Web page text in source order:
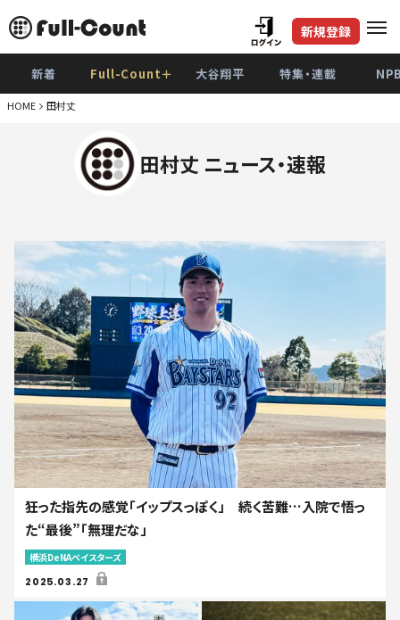
新規登録
新着 Full-Count＋ 大谷翔平 特集・連載
HOME 田村丈
田村丈 ニュース・速報
狂った指先の感覚「イップスっぽく」 続く苦難…入院で悟っ
た“最後”「無理だな」
横浜DeNAベイスターズ
2025.03.27